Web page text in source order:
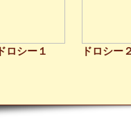
ドロシー１ ドロシー